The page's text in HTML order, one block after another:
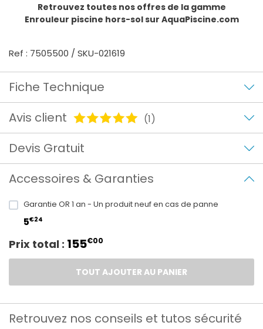
Retrouvez toutes nos offres de la gamme
Enrouleur piscine hors-solsur AquaPiscine.com
Ref : 7505500 / SKU-021619
Fiche Technique
Avis client
(1)
Devis Gratuit
Accessoires & Garanties
Garantie OR 1 an - Un produit neuf en cas de panne
5€24
Prix total : 155€00
TOUT AJOUTER AU PANIER
Retrouvez nos conseils et tutos sécurité